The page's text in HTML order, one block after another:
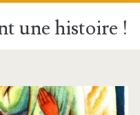
une histoire !